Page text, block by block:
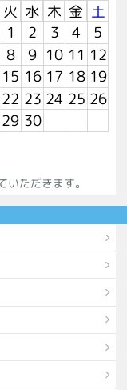
火 水 木 金 土
1
2 3 4
5
8 9 10 11 12
15 16 17 18 19
22 23 24 25 26
29 30
ただきます。